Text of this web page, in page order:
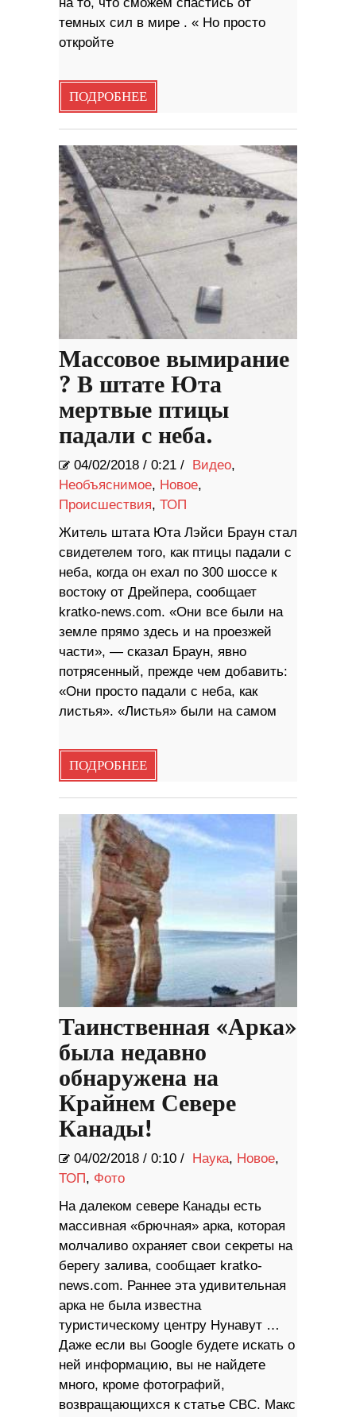
темных сил в мире . « Но просто
откройте
ПОДРОБНЕЕ
Массовое вымирание
? В штате Юта
мертвые птицы
падали с неба.
04/02/2018 / 0:21 / Видео,
Необъяснимое, Новое,
Происшествия, ТОП
Житель штата Юта Лэйси Браун стал
свидетелем того, как птицы падали с
неба, когда он ехал по 300 шоссе к
востоку от Дрейпера, сообщает
kratko-news.com. «Они все были на
земле прямо здесь и на проезжей
части», — сказал Браун, явно
потрясенный, прежде чем добавить:
«Они просто падали с неба, как
листья». «Листья» были на самом
ПОДРОБНЕЕ
Таинственная «Арка»
была недавно
обнаружена на
Крайнем Севере
Канады!
04/02/2018 / 0:10 / Наука, Новое,
ТОП, Фото
На далеком севере Канады есть
массивная «брючная» арка, которая
молчаливо охраняет свои секреты на
берегу залива, сообщает kratko-
news.com. Раннее эта удивительная
арка не была известна
туристическому центру Нунавут …
Даже если вы Google будете искать о
ней информацию, вы не найдете
много, кроме фотографий,
возвращающихся к статье CBC. Макс